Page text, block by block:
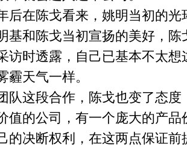
后在陈戈看来，姚明当初的
基和陈戈当初宣扬的美好，
访时透露，自己已基本不太想
霾天气一样。
队这段合作，陈戈也变了态
值的公司，有一个庞大的产
的决断权利，在这两点保证